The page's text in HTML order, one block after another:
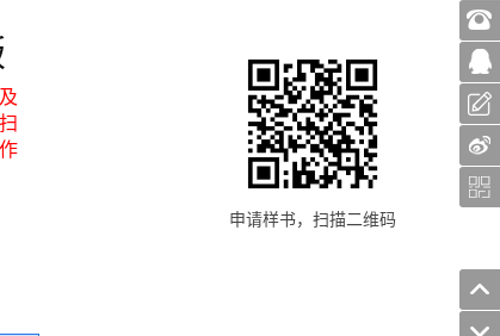
申请样书，扫描二维码